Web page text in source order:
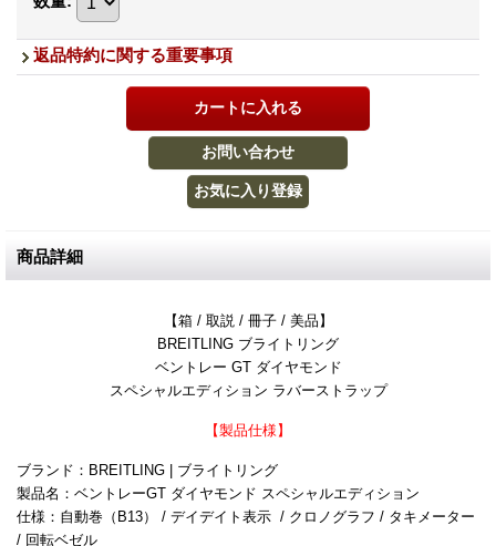
返品特約に関する重要事項
商品詳細
【箱 / 取説 / 冊子 / 美品】
BREITLING ブライトリング
ベントレー GT ダイヤモンド
スペシャルエディション ラバーストラップ
【製品仕様】
ブランド：BREITLING | ブライトリング
製品名：ベントレーGT ダイヤモンド スペシャルエディション
仕様：自動巻（B13） / デイデイト表示 / クロノグラフ / タキメーター
/ 回転ベゼル